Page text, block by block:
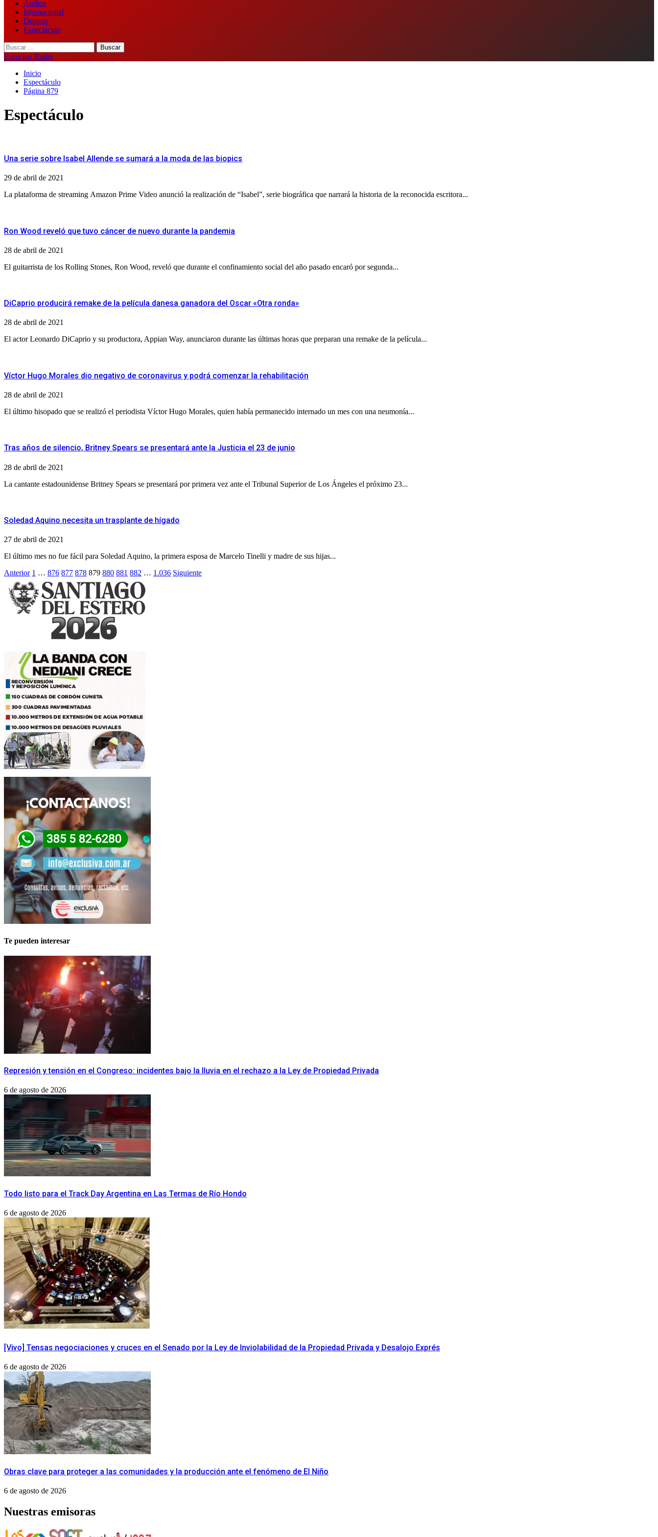
Audios
Internacional
Deporte
Espectáculo
Buscar:
Escuchar Radio
Inicio
Espectáculo
Página 879
Espectáculo
Una serie sobre Isabel Allende se sumará a la moda de las biopics
29 de abril de 2021
La plataforma de streaming Amazon Prime Video anunció la realización de “Isabel”, serie biográfica que narrará la historia de la reconocida escritora...
Ron Wood reveló que tuvo cáncer de nuevo durante la pandemia
28 de abril de 2021
El guitarrista de los Rolling Stones, Ron Wood, reveló que durante el confinamiento social del año pasado encaró por segunda...
DiCaprio producirá remake de la película danesa ganadora del Oscar «Otra ronda»
28 de abril de 2021
El actor Leonardo DiCaprio y su productora, Appian Way, anunciaron durante las últimas horas que preparan una remake de la película...
Víctor Hugo Morales dio negativo de coronavirus y podrá comenzar la rehabilitación
28 de abril de 2021
El último hisopado que se realizó el periodista Víctor Hugo Morales, quien había permanecido internado un mes con una neumonía...
Tras años de silencio, Britney Spears se presentará ante la Justicia el 23 de junio
28 de abril de 2021
La cantante estadounidense Britney Spears se presentará por primera vez ante el Tribunal Superior de Los Ángeles el próximo 23...
Soledad Aquino necesita un trasplante de hígado
27 de abril de 2021
El último mes no fue fácil para Soledad Aquino, la primera esposa de Marcelo Tinelli y madre de sus hijas...
Paginación
de
entradas
Anterior 1 … 876 877 878 879 880 881 882 … 1.036 Siguiente
Te pueden interesar
Represión y tensión en el Congreso: incidentes bajo la lluvia en el rechazo a la Ley de Propiedad Privada
6 de agosto de 2026
Todo listo para el Track Day Argentina en Las Termas de Río Hondo
6 de agosto de 2026
[Vivo] Tensas negociaciones y cruces en el Senado por la Ley de Inviolabilidad de la Propiedad Privada y Desalojo Exprés
6 de agosto de 2026
Obras clave para proteger a las comunidades y la producción ante el fenómeno de El Niño
6 de agosto de 2026
Nuestras emisoras